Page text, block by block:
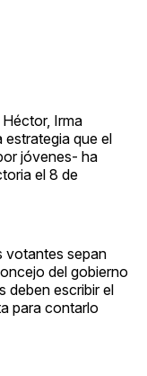
Irma
estrategia que el
jóvenes- ha
el 8 de
votantes sepan
del gobierno
deben escribir el
para contarlo